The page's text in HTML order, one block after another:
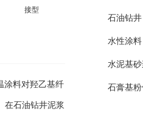
接型
涂料对羟乙基纤
在石油钻井泥浆
石油钻井
水性涂料
水泥基
石膏基